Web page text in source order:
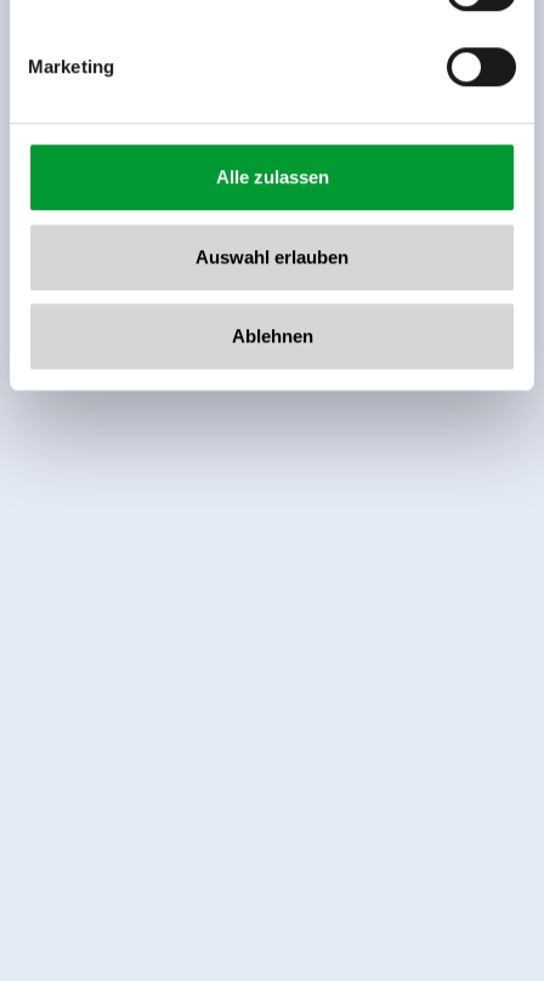
Marketing
Alle zulassen
Auswahl erlauben
Ablehnen